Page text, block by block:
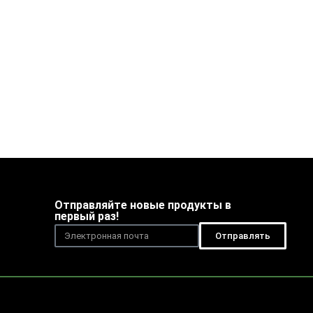
Отправляйте новые продукты в
первый раз!
Отправлять